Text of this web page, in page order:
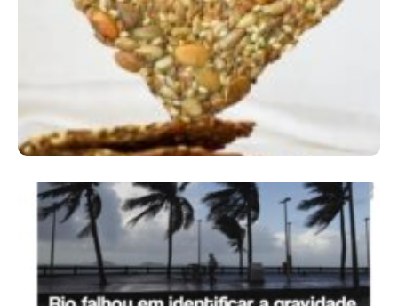
Comer Bem: Cracker De Sementes
Ano X – Número 366 01 A 07 De Agosto De
2026